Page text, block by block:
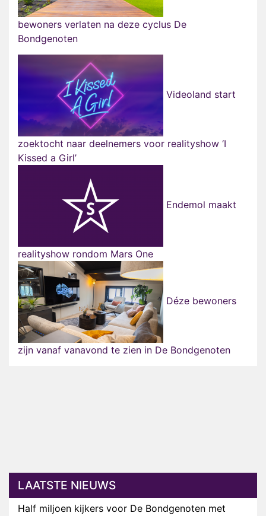
bewoners verlaten na deze cyclus De
Bondgenoten
Videoland start
zoektocht naar deelnemers voor realityshow ‘I
Kissed a Girl’
Endemol maakt
realityshow rondom Mars One
Déze bewoners
zijn vanaf vanavond te zien in De Bondgenoten
LAATSTE NIEUWS
Half miljoen kijkers voor De Bondgenoten met